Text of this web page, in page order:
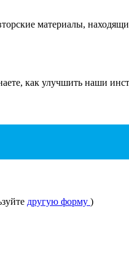
материалы,
как улучшить наши
другую форму )